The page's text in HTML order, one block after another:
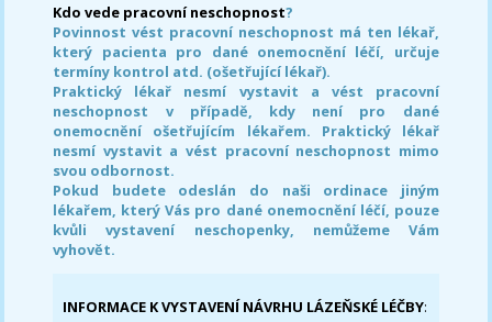
Kdo vede pracovní neschopnost?
Povinnost vést pracovní neschopnost má ten lékař,
který pacienta pro dané onemocnění léčí, určuje
termíny kontrol atd. (ošetřující lékař).
Praktický lékař nesmí vystavit a vést pracovní
neschopnost v případě, kdy není pro dané
onemocnění ošetřujícím lékařem. Praktický lékař
nesmí vystavit a vést pracovní neschopnost mimo
svou odbornost.
Pokud budete odeslán do naši ordinace jiným
lékařem, který Vás pro dané onemocnění léčí, pouze
kvůli vystavení neschopenky, nemůžeme Vám
vyhovět.
INFORMACE K VYSTAVENÍ NÁVRHU LÁZEŇSKÉ LÉČBY: